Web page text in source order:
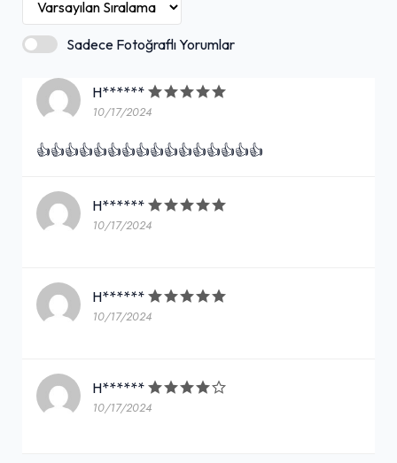
Tuvalet mevcut
Sadece Fotoğraflı Yorumlar
H******
10/17/2024
👍👍👍👍👍👍👍👍👍👍👍👍👍👍👍👍
H******
10/17/2024
H******
10/17/2024
H******
10/17/2024